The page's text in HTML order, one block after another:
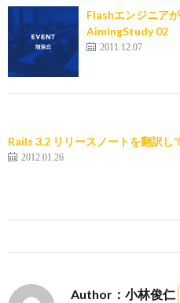
Flashエンジニア
AimingStudy 02
2011.12.07
Rails 3.2 リリースノートを翻訳し
2012.01.26
Author：小林俊仁